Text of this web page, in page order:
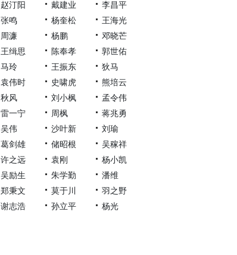
赵汀阳
戴建业
李昌平
张鸣
杨奎松
王海光
周濂
杨鹏
邓晓芒
王缉思
陈奉孝
郭世佑
马玲
王振东
狄马
袁伟时
史啸虎
熊培云
秋风
刘小枫
孟令伟
雷一宁
周枫
蒋兆勇
吴伟
沙叶新
刘瑜
葛剑雄
储昭根
吴稼祥
许之远
袁刚
杨小凯
吴励生
朱学勤
潘维
郑秉文
莫于川
羽之野
谢志浩
孙立平 杨光